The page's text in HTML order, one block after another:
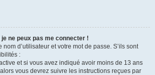
ne peux pas me connecter !
d’utilisateur et votre mot de passe. S’ils sont
:
et si vous avez indiqué avoir moins de 13 ans
vous devrez suivre les instructions reçues par